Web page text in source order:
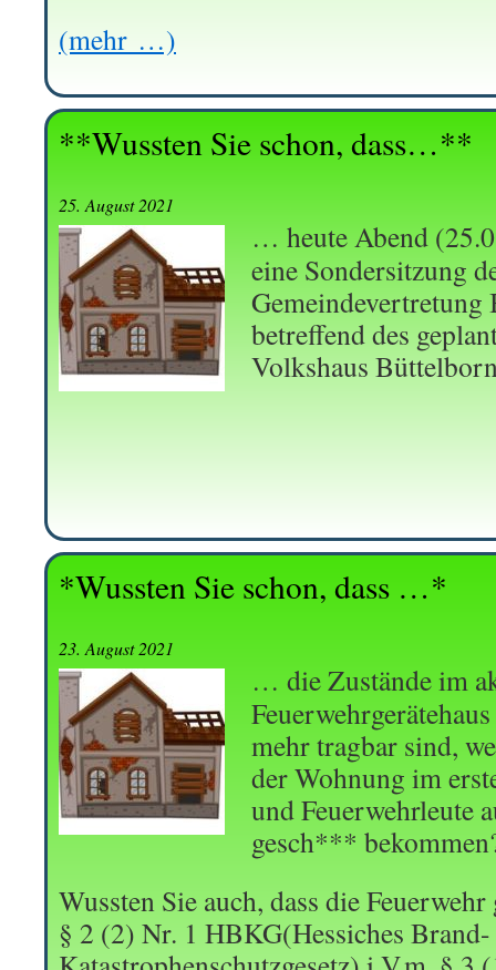
(mehr …)
**Wussten Sie schon, dass…**
25. August 2021
… heute Abend
eine Sondersitzung
betreffend des
Volkshaus
*Wussten Sie schon, dass …*
23. August 2021
… die Zustände im
mehr tragbar sind,
der Wohnung im
und Feuerwehrleute
gesch***
Wussten Sie auch, dass die Feuerwehr
§ 2 (2) Nr. 1 HBKG(Hessiches